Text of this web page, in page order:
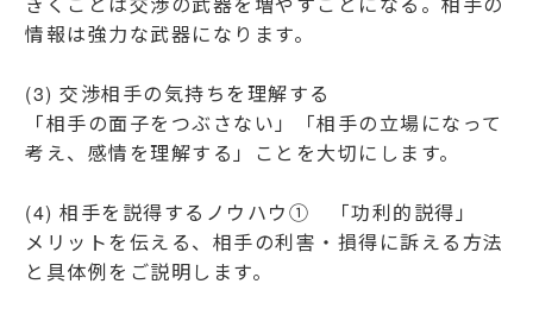
情報は強力な武器になります。
(3) 交渉相手の気持ちを理解する
「相手の面子をつぶさない」「相手の立場になって
考え、感情を理解する」ことを大切にします。
(4) 相手を説得するノウハウ① 「功利的説得」
メリットを伝える、相手の利害・損得に訴える方法
と具体例をご説明します。